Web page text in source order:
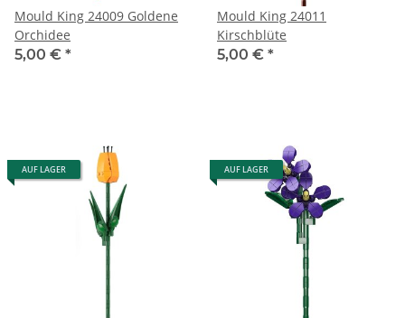
Mould King 24009 Goldene
Orchidee
5,00 € *
Mould King 24011
Kirschblüte
5,00 € *
AUF LAGER AUF LAGER